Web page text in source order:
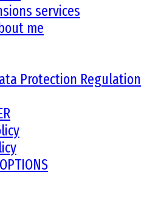
services
me
Protection Regulation